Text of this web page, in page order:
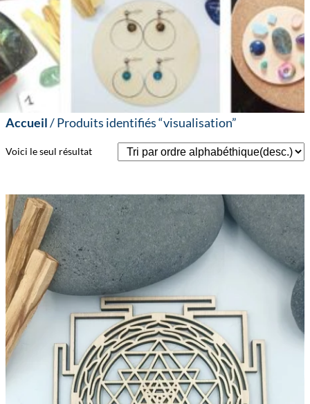
Accueil/ Produits identifiés “visualisation”
Voici le seul résultat